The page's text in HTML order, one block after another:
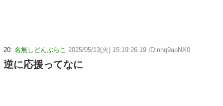
20: 名無しどんぶらこ 2025/05/13(火) 15:19:26.19 ID:nhq9apNX0
逆に応援ってなに